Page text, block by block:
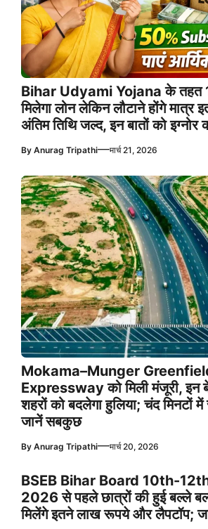
Bihar Udyami Yojana के तहत
मिलेगा लोन लेकिन लौटाने होंगे मात्र
अंतिम तिथि जल्द, इन बातों को इग्नोर
By Anurag Tripathi—मार्च 21, 2026
Mokama–Munger
Expressway को मिली मंजूरी, इन
शहरों को बदलेगा हुलिया; चंद मिनटों में
जानें सबकुछ
By Anurag Tripathi—मार्च 20, 2026
BSEB Bihar Board 10th-
2026 से पहले छात्रों की हुई बल्ले
मिलेंगे इतने लाख रूपये और लैपटॉप;